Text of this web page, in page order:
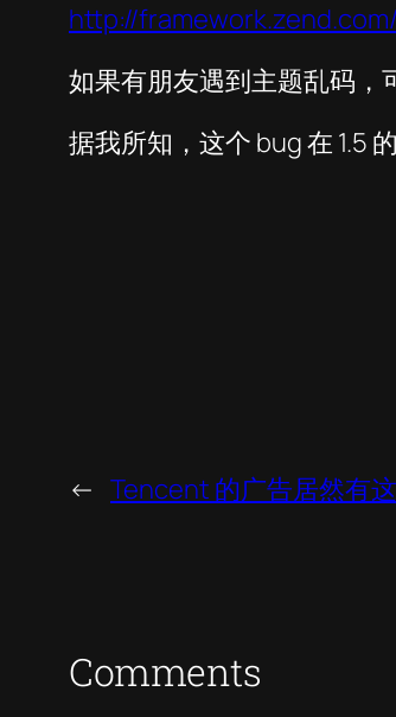
http://
如果有朋友遇到主题乱码，
据我所知，这个 bug 在 1.5
← Tencent 的广告居然有
Comments